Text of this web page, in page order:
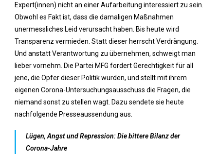
Expert(innen) nicht an einer Aufarbeitung interessiert zu sein.
Obwohl es Fakt ist, dass die damaligen Maßnahmen
unermessliches Leid verursacht haben. Bis heute wird
Transparenz vermieden. Statt dieser herrscht Verdrängung.
Und anstatt Verantwortung zu übernehmen, schweigt man
lieber vornehm. Die Partei MFG fordert Gerechtigkeit für all
jene, die Opfer dieser Politik wurden, und stellt mit ihrem
eigenen Corona-Untersuchungsausschuss die Fragen, die
niemand sonst zu stellen wagt. Dazu sendete sie heute
nachfolgende Presseaussendung aus.
Lügen, Angst und Repression: Die bittere Bilanz der
Corona-Jahre